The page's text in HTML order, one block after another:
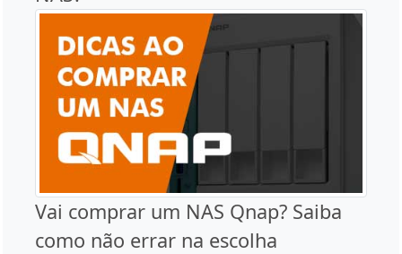
Vai comprar um NAS Qnap? Saiba
como não errar na escolha